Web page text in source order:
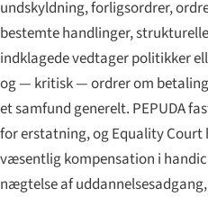
undskyldning, forligsordrer,
bestemte handlinger,
indklagede vedtager politikker
og — kritisk — ordrer om
et samfund generelt. PEPUDA
for erstatning, og Equality
væsentlig kompensation i
nægtelse af